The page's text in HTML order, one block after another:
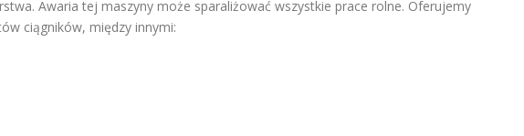
Awaria tej maszyny może sparaliżować wszystkie prace rolne. Oferujemy
ciągników, między innymi: